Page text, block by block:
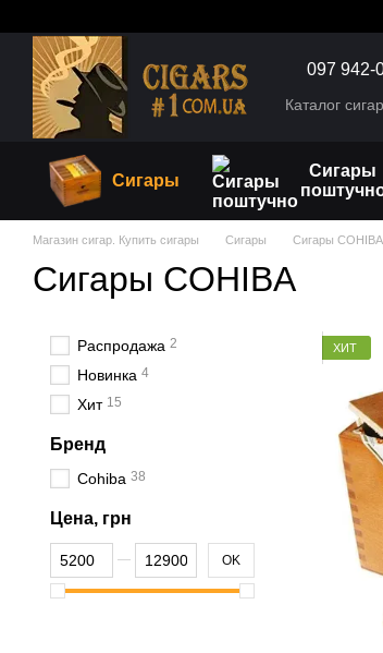
097 942-
Каталог сигар
Сигары
Сигары
Магазин сигар. Купить сигары Сигары Сигары COHIBA
Сигары COHIBA
ХИТ
Распродажа 2
Новинка 4
Хит 15
Бренд
Cohiba 38
Цена, грн
От Цена, грн
До Цена, грн OK